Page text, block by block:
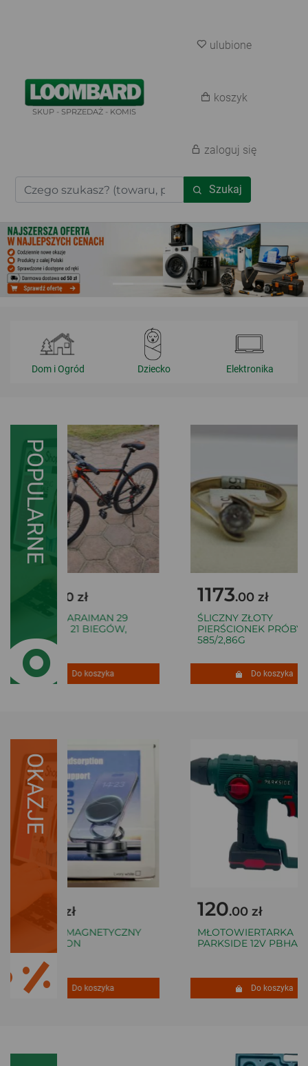
SKUP - SPRZEDAŻ - KOMIS
Szukaj
ulubione
koszyk
zaloguj się
Dom i Ogród Dziecko Elektronika
POPULARNE
.00 zł
ROWER CARAIMAN 29
CALI! MTB 21 BIEGÓW,
TARCZE!
Do koszyka
1173.00 zł
ŚLICZNY ZŁOTY
PIERŚCIONEK PRÓBY
585/2,86G
Do koszyka
OKAZJE
.00 zł
UCHWYT MAGNETYCZNY
NA TELEFON
Do koszyka
120.00 zł
MŁOTOWIERTARKA
PARKSIDE 12V PBHA 12
Do koszyka